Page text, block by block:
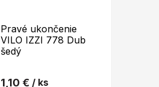
Pravé ukončenie
VILO IZZI 778 Dub
šedý
1,10 € / ks